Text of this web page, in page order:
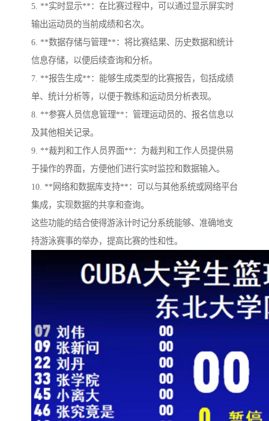
5. **实时显示**：在比赛过程中，可以通过显示屏实时
输出运动员的当前成绩和名次。
6. **数据存储与管理**：将比赛结果、历史数据和统计
信息存储，以便后续查询和分析。
7. **报告生成**：能够生成类型的比赛报告，包括成绩
单、统计分析等，以便于教练和运动员分析表现。
8. **参赛人员信息管理**：管理运动员的、报名信息以
及其他相关记录。
9. **裁判和工作人员界面**：为裁判和工作人员提供易
于操作的界面，方便他们进行实时监控和数据输入。
10. **网络和数据库支持**：可以与其他系统或网络平台
集成，实现数据的共享和查询。
这些功能的结合使得游泳计时记分系统能够、准确地支
持游泳赛事的举办，提高比赛的性和性。